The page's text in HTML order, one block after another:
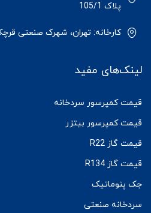
پلاک 105/1
کارخانه: تهران، شهرک صنعتی قرچک،
لینک‌های مفید
قیمت کمپرسور سردخانه
قیمت کمپرسور بیتزر
قیمت گاز R22
قیمت گاز R134
جک پنوماتیک
سردخانه صنعتی